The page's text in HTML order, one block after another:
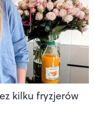
kilku fryzjerów